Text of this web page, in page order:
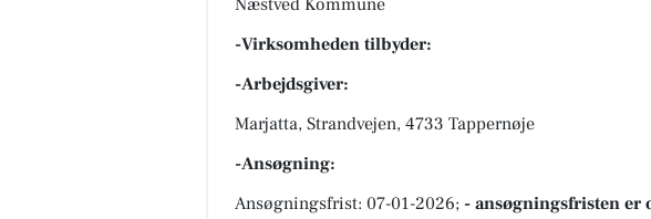
-Virksomheden tilbyder:
-Arbejdsgiver:
Marjatta, Strandvejen, 4733 Tappernøje
-Ansøgning:
Ansøgningsfrist: 07-01-2026; - ansøgningsfristen er